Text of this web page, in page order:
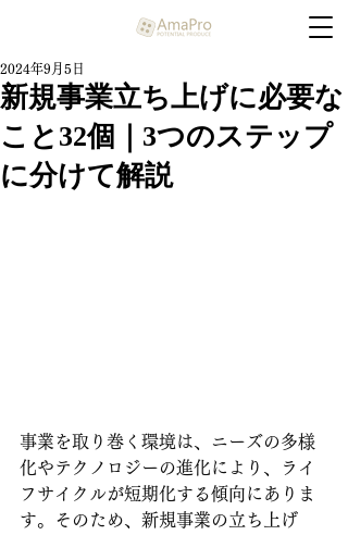
新規事業立ち上げに必要な
こと32個｜3つのステップ
に分けて解説
2024年9月5日
事業を取り巻く環境は、ニーズの多様
化やテクノロジーの進化により、ライ
フサイクルが短期化する傾向にありま
す。そのため、新規事業の立ち上げ